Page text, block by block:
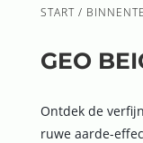
START/
GEO
Ontdek de
ruwe aarde-